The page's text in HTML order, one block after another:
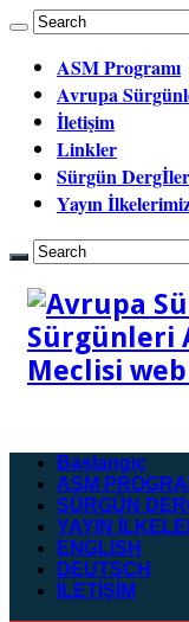
ASM Programı
Avrupa
İletişim
Linkler
Sürgün
Yayın
Sürgünleri
Meclisi
Başlangıç
ASM
SÜRGÜN
YAYIN
ENGLISH
DEUTSCH
İLETİŞİM